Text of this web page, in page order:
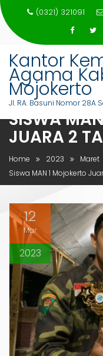
Skip
to
content
(0321) 321091
Kantor
Agama
Mojokerto
Jl. RA. Basuni Nomor 28A
SISWA
JUARA 2
Home 2023 Maret
Siswa MAN 1 Mojokerto
12
Mar
2023